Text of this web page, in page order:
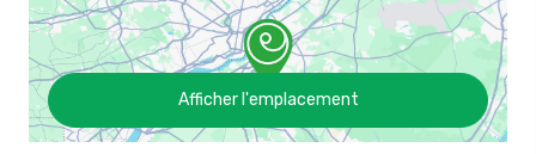
Afficher l'emplacement